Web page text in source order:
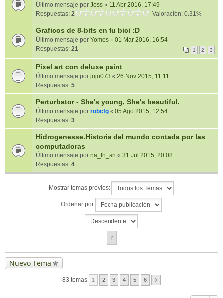
Último mensaje por Joss « 11 Abr 2016, 17:49
Respuestas: 2 Valoración: 0.31%
Graficos de 8-bits en tu bici :D
Último mensaje por Yomes « 01 Mar 2016, 16:54
Respuestas: 21 1 2 3
Pixel art con deluxe paint
Último mensaje por jojo073 « 26 Nov 2015, 11:11
Respuestas: 5
Perturbator - She's young, She's beautiful.
Último mensaje por robcfg « 05 Ago 2015, 12:54
Respuestas: 3
Hidrogenesse.Historia del mundo contada por las
computadoras
Último mensaje por na_th_an « 31 Jul 2015, 20:08
Respuestas: 4
Mostrar temas previos:
Ordenar por
Nuevo Tema
83 temas 1 2 3 4 5 6